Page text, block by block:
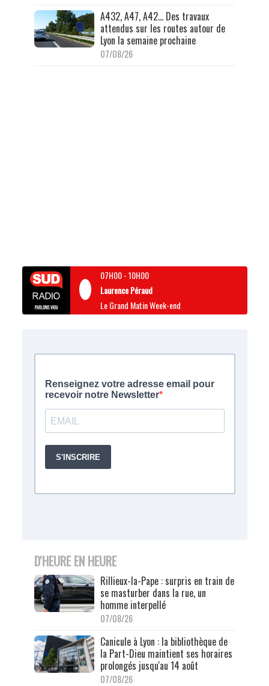
A432, A47, A42… Des travaux
attendus sur les routes autour de
Lyon la semaine prochaine
07/08/26
07H00-10H00
Laurence Péraud
Le Grand Matin Week-end
D'HEURE EN HEURE
Rillieux-la-Pape : surpris en train de
se masturber dans la rue, un
homme interpellé
07/08/26
Canicule à Lyon : la bibliothèque de
la Part-Dieu maintient ses horaires
prolongés jusqu'au 14 août
07/08/26